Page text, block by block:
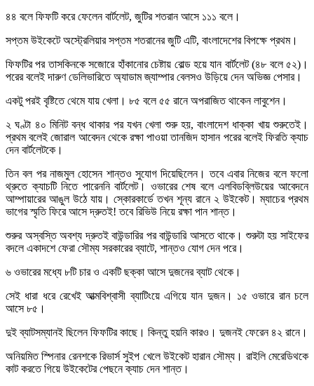
৪৪ বলে ফিফটি করে ফেলেন বার্টলেট, জুটির শতরান আসে ১১১ বলে।
সপ্তম উইকেটে অস্ট্রেলিয়ার সপ্তম শতরানের জুটি এটি, বাংলাদেশের বিপক্ষে প্রথম।
ফিফটির পর তাসকিনকে সজোরে হাঁকানোর চেষ্টায় বোল্ড হয়ে যান বার্টলেট (৪৮ বলে ৫২)।
পরের বলেই দারুণ ডেলিভারিতে অ্যাডাম জ্যাম্পার বেলসও উড়িয়ে দেন অভিজ্ঞ পেসার।
একটু পরই বৃষ্টিতে থেমে যায় খেলা। ৮৫ বলে ৫৫ রানে অপরাজিত থাকেন লাবুশেন।
২ ঘণ্টা ৪০ মিনিট বন্ধ থাকার পর যখন খেলা শুরু হয়, বাংলাদেশ ধাক্কা খায় শুরুতেই।
প্রথম বলেই জোরাল আবেদন থেকে রক্ষা পাওয়া তানজিদ হাসান পরের বলেই ফিরতি ক্যাচ
দেন বার্টলেটকে।
তিন বল পর নাজমুল হোসেন শান্তও সুযোগ দিয়েছিলেন। তবে এবার নিজের বলে ফলো
থ্রুতে ক্যাচটি নিতে পারেননি বার্টলেট। ওভারের শেষ বলে এলবিডব্লিউয়ের আবেদনে
আম্পায়ারের আঙুল উঠে যায়। স্কোরকার্ডে তখন শূন্য রানে ২ উইকেট। ম্যাচের প্রথম
ভাগের স্মৃতি ফিরে আসে দ্রুতই! তবে রিভিউ নিয়ে রক্ষা পান শান্ত।
শুরুর অস্বস্তি অবশ্য দ্রুতই বাউন্ডারির পর বাউন্ডারি আসতে থাকে। শুরুটা হয় সাইফের
বদলে একাদশে ফেরা সৌম্য সরকারের ব্যাটে, শান্তও যোগ দেন পরে।
৬ ওভারের মধ্যে ৮টি চার ও একটি ছক্কা আসে দুজনের ব্যাট থেকে।
সেই ধারা ধরে রেখেই আত্মবিশ্বাসী ব্যাটিংয়ে এগিয়ে যান দুজন। ১৫ ওভারে রান চলে
আসে ৮৫।
দুই ব্যাটসম্যানই ছিলেন ফিফটির কাছে। কিন্তু হয়নি কারও। দুজনই ফেরেন ৪২ রানে।
অনিয়মিত স্পিনার রেনশকে রিভার্স সুইপ খেলে উইকেট হারান সৌম্য। রাইলি মেরেডিথকে
কাট করতে গিয়ে উইকেটের পেছনে ক্যাচ দেন শান্ত।